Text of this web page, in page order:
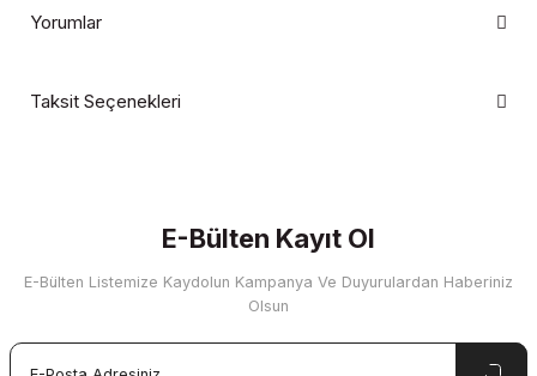
Yorumlar
Taksit Seçenekleri
E-Bülten Kayıt Ol
E-Bülten Listemize Kaydolun Kampanya Ve Duyurulardan Haberiniz
Olsun